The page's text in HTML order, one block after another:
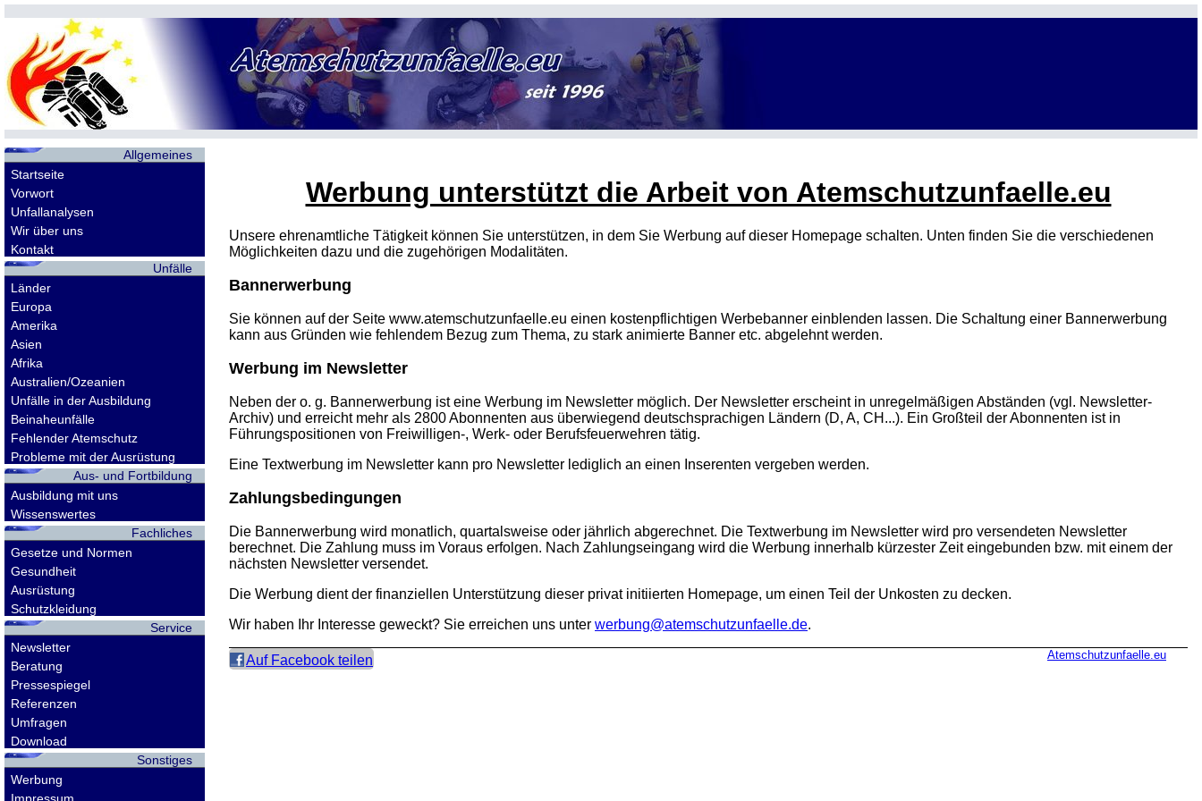
Allgemeines
Startseite
Vorwort
Unfallanalysen
Wir über uns
Kontakt
Unfälle
Länder
Europa
Amerika
Asien
Afrika
Australien/Ozeanien
Unfälle in der Ausbildung
Beinaheunfälle
Fehlender Atemschutz
Probleme mit der Ausrüstung
Aus- und Fortbildung
Ausbildung mit uns
Wissenswertes
Fachliches
Gesetze und Normen
Gesundheit
Ausrüstung
Schutzkleidung
Service
Newsletter
Beratung
Pressespiegel
Referenzen
Umfragen
Download
Sonstiges
Werbung
Werbung unterstützt die Arbeit von Atemschutzunfaelle.eu
Unsere ehrenamtliche Tätigkeit können Sie unterstützen, in dem Sie Werbung auf dieser Homepage schalten. Unten finden Sie die verschiedenen
Möglichkeiten dazu und die zugehörigen Modalitäten.
Bannerwerbung
Sie können auf der Seite www.atemschutzunfaelle.eu einen kostenpflichtigen Werbebanner einblenden lassen. Die Schaltung einer Bannerwerbung
kann aus Gründen wie fehlendem Bezug zum Thema, zu stark animierte Banner etc. abgelehnt werden.
Werbung im Newsletter
Neben der o. g. Bannerwerbung ist eine Werbung im Newsletter möglich. Der Newsletter erscheint in unregelmäßigen Abständen (vgl. Newsletter-
Archiv) und erreicht mehr als 2800 Abonnenten aus überwiegend deutschsprachigen Ländern (D, A, CH...). Ein Großteil der Abonnenten ist in
Führungspositionen von Freiwilligen-, Werk- oder Berufsfeuerwehren tätig.
Eine Textwerbung im Newsletter kann pro Newsletter lediglich an einen Inserenten vergeben werden.
Zahlungsbedingungen
Die Bannerwerbung wird monatlich, quartalsweise oder jährlich abgerechnet. Die Textwerbung im Newsletter wird pro versendeten Newsletter
berechnet. Die Zahlung muss im Voraus erfolgen. Nach Zahlungseingang wird die Werbung innerhalb kürzester Zeit eingebunden bzw. mit einem der
nächsten Newsletter versendet.
Die Werbung dient der finanziellen Unterstützung dieser privat initiierten Homepage, um einen Teil der Unkosten zu decken.
Wir haben Ihr Interesse geweckt? Sie erreichen uns unter werbung@atemschutzunfaelle.de.
Auf Facebook teilen Atemschutzunfaelle.eu